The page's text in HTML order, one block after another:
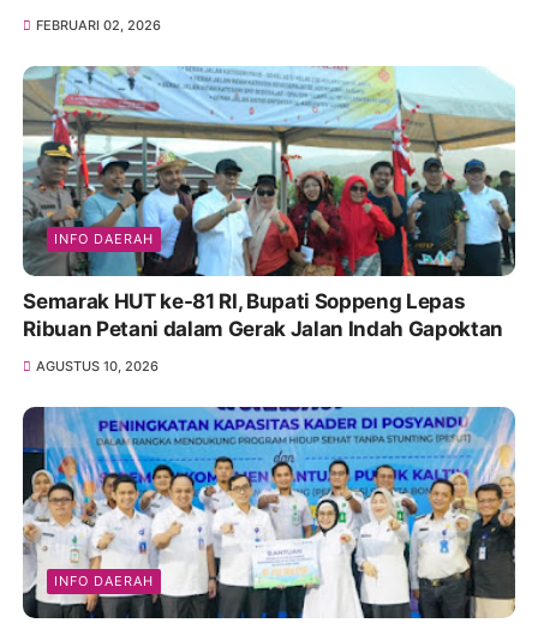
FEBRUARI 02, 2026
INFO DAERAH
Semarak HUT ke-81 RI, Bupati Soppeng Lepas
Ribuan Petani dalam Gerak Jalan Indah Gapoktan
AGUSTUS 10, 2026
INFO DAERAH